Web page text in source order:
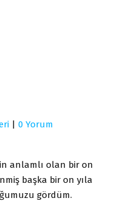
| 0 Yorum
anlamlı olan bir on
başka bir on yıla
gördüm.